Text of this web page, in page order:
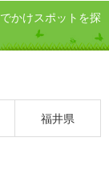
かけスポットを探
福井県